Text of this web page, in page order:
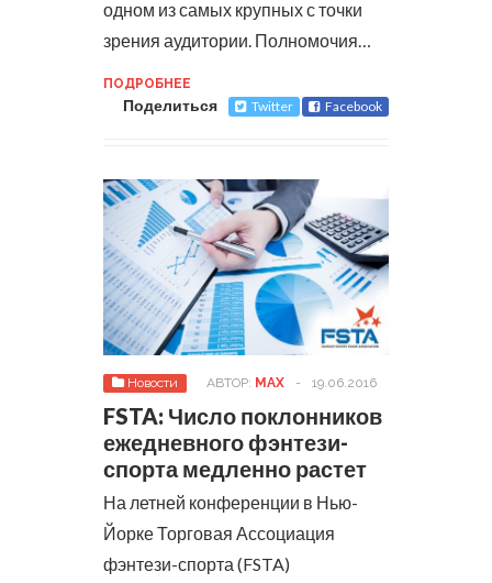
одном из самых крупных с точки
зрения аудитории. Полномочия…
ПОДРОБНЕЕ
Поделиться Twitter Facebook
Новости АВТОР: MAX - 19.06.2016
FSTA: Число поклонников
ежедневного фэнтези-
спорта медленно растет
На летней конференции в Нью-
Йорке Торговая Ассоциация
фэнтези-спорта (FSTA)